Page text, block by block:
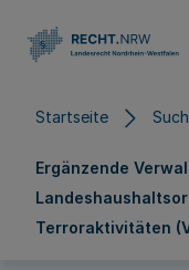
Startseite
Ergänzende
Terroraktivitäten